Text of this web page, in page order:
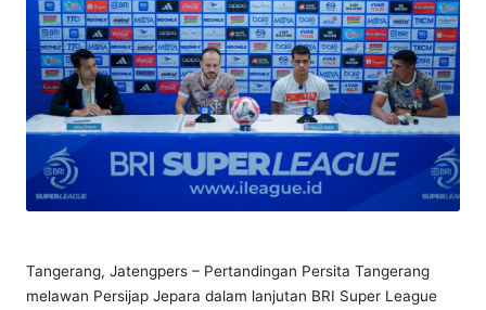
Tangerang, Jatengpers – Pertandingan Persita Tangerang
melawan Persijap Jepara dalam lanjutan BRI Super League